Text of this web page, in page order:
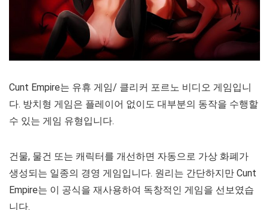
Cunt Empire는 유휴 게임/ 클리커 포르노 비디오 게임입니
다. 방치형 게임은 플레이어 없이도 대부분의 동작을 수행할
수 있는 게임 유형입니다.
건물, 물건 또는 캐릭터를 개선하면 자동으로 가상 화폐가
생성되는 일종의 경영 게임입니다. 원리는 간단하지만 Cunt
Empire는 이 공식을 재사용하여 독창적인 게임을 선보였습
니다.